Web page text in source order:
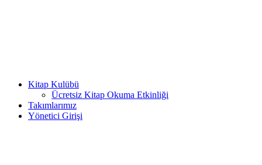
Kitap Kulübü
Ücretsiz Kitap Okuma Etkinliği
Takımlarımız
Yönetici Girişi